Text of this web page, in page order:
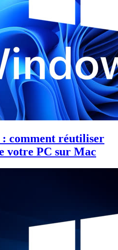
: comment réutiliser
votre PC sur Mac